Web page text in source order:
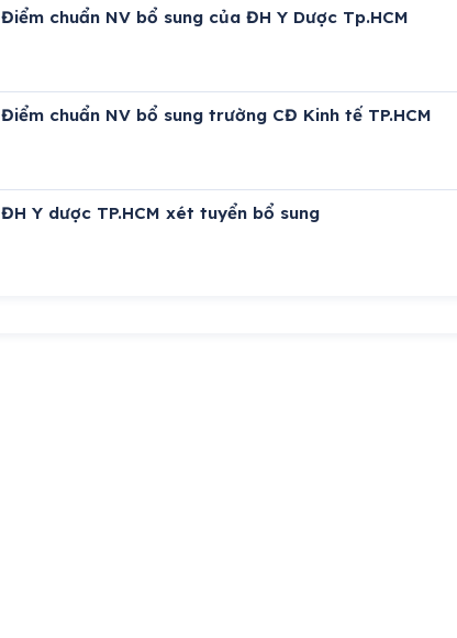
Điểm chuẩn NV bổ sung của ĐH Y Dược Tp.HCM
Điểm chuẩn NV bổ sung trường CĐ Kinh tế TP.HCM
ĐH Y dược TP.HCM xét tuyển bổ sung